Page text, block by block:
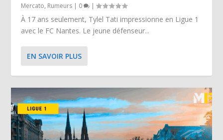
Mercato, Rumeurs | 0 |
À 17 ans seulement, Tylel Tati impressionne en Ligue 1
avec le FC Nantes. Le jeune défenseur...
EN SAVOIR PLUS